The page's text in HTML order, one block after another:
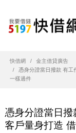
快借網
金主借貸廣告
憑身分證當日撥款 有工
一樣過件
憑身分證當日
客戶量身打造